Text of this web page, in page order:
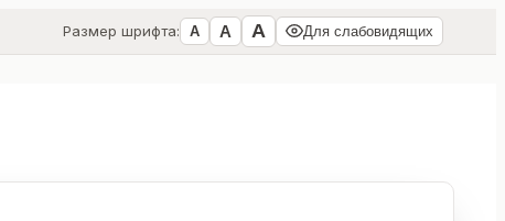
Размер шрифта: А А А Для слабовидящих